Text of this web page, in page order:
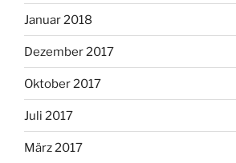
Januar 2018
Dezember 2017
Oktober 2017
Juli 2017
März 2017